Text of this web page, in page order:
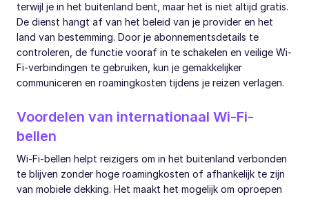
terwijl je in het buitenland bent, maar het is niet altijd gratis.
De dienst hangt af van het beleid van je provider en het
land van bestemming. Door je abonnementsdetails te
controleren, de functie vooraf in te schakelen en veilige Wi-
Fi-verbindingen te gebruiken, kun je gemakkelijker
communiceren en roamingkosten tijdens je reizen verlagen.
Voordelen van internationaal Wi-Fi-
bellen
Wi-Fi-bellen helpt reizigers om in het buitenland verbonden
te blijven zonder hoge roamingkosten of afhankelijk te zijn
van mobiele dekking. Het maakt het mogelijk om oproepen